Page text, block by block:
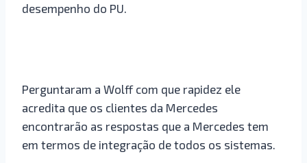
desempenho do PU.
Perguntaram a Wolff com que rapidez ele
acredita que os clientes da Mercedes
encontrarão as respostas que a Mercedes tem
em termos de integração de todos os sistemas.